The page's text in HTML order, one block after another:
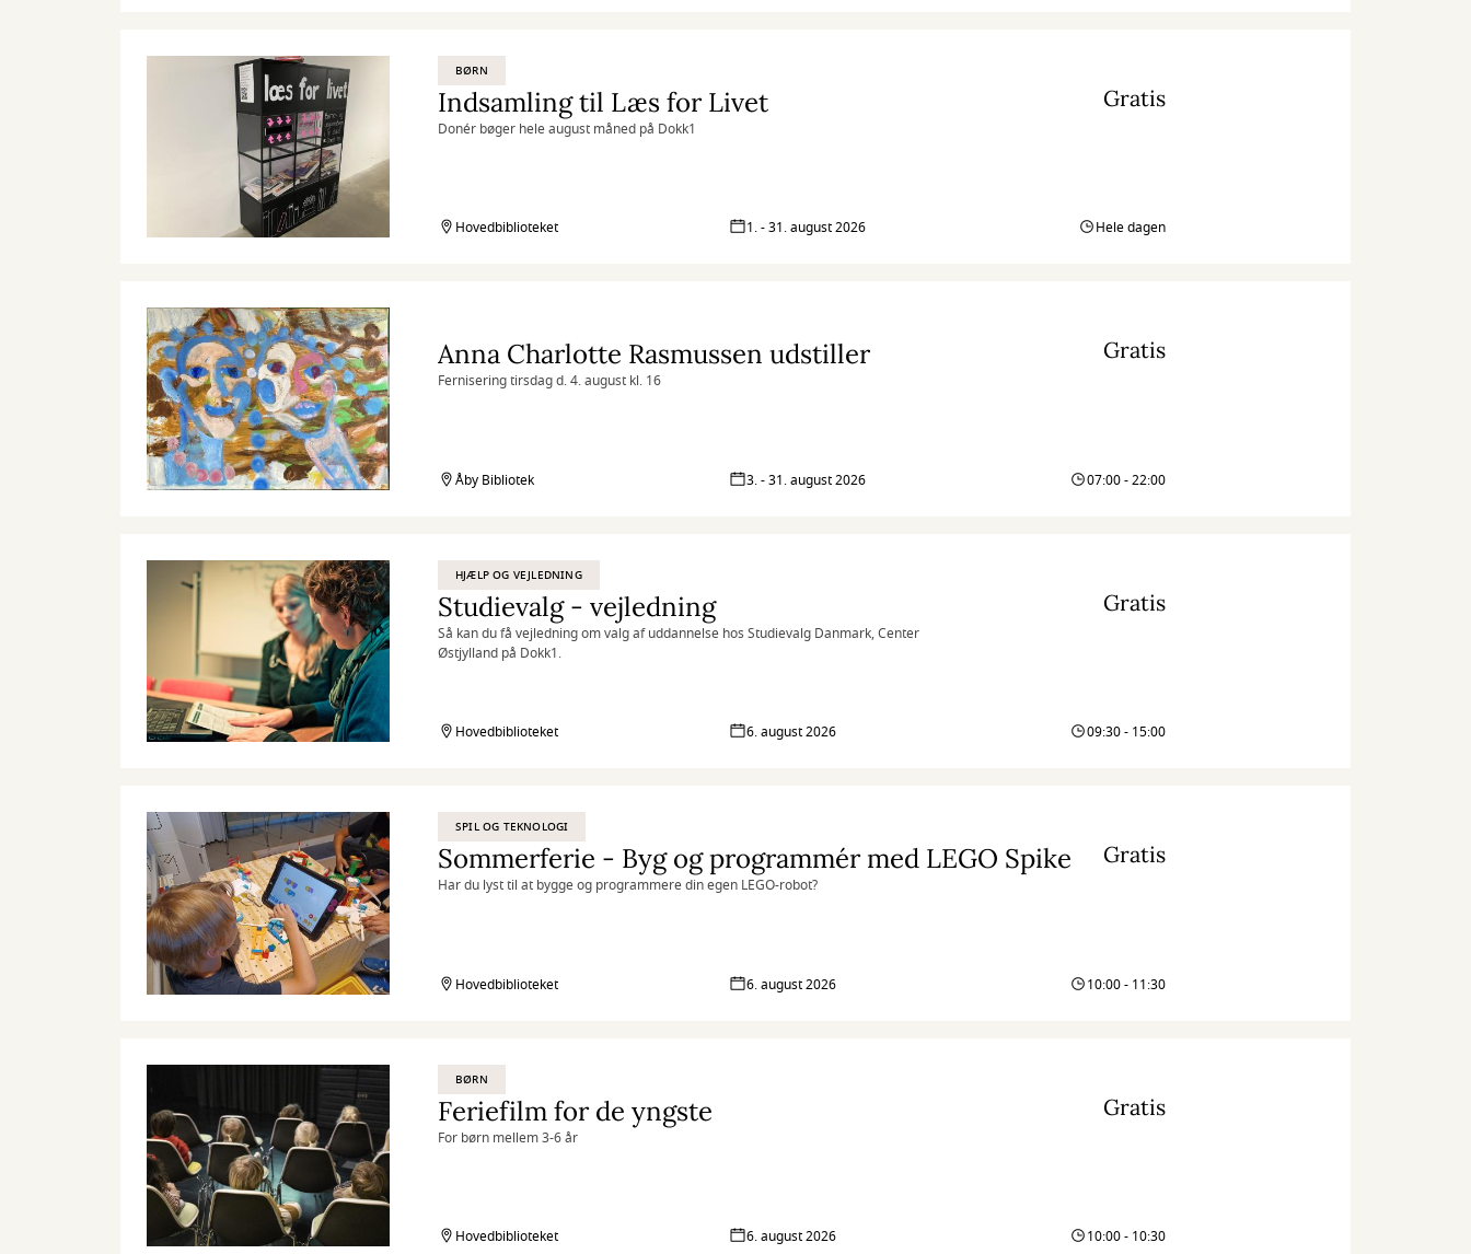
BØRN
Indsamling til Læs for Livet
Donér bøger hele august måned på Dokk1
Gratis
Hovedbiblioteket 1. - 31. august 2026 Hele dagen
Anna Charlotte Rasmussen udstiller
Fernisering tirsdag d. 4. august kl. 16
Gratis
Åby Bibliotek 3. - 31. august 2026 07:00 - 22:00
HJÆLP OG VEJLEDNING
Studievalg - vejledning
Så kan du få vejledning om valg af uddannelse hos Studievalg Danmark, Center
Østjylland på Dokk1.
Gratis
Hovedbiblioteket 6. august 2026 09:30 - 15:00
SPIL OG TEKNOLOGI
Sommerferie - Byg og programmér med LEGO Spike
Har du lyst til at bygge og programmere din egen LEGO-robot?
Gratis
Hovedbiblioteket 6. august 2026 10:00 - 11:30
BØRN
Feriefilm for de yngste
For børn mellem 3-6 år
Gratis
Hovedbiblioteket 6. august 2026 10:00 - 10:30